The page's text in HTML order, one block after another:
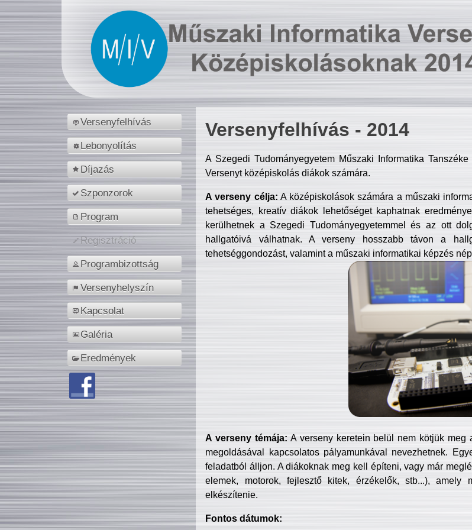
Versenyfelhívás
Lebonyolítás
Díjazás
Szponzorok
Program
Regisztráció
Programbizottság
Versenyhelyszín
Kapcsolat
Galéria
Eredmények
Versenyfelhívás - 2014
A Szegedi Tudományegyetem Műszaki Informatika
Versenyt középiskolás diákok számára.
A verseny célja: A középiskolások számára a műszaki
tehetséges, kreatív diákok lehetőséget kaphatnak
kerülhetnek a Szegedi Tudományegyetemmel és az ott
hallgatóivá válhatnak. A verseny hosszabb távon a
tehetséggondozást, valamint a műszaki informatikai képzés
A verseny témája: A verseny keretein belül nem kötjük meg
megoldásával kapcsolatos pályamunkával nevezhetnek.
feladatból álljon. A diákoknak meg kell építeni, vagy már
elemek, motorok, fejlesztő kitek, érzékelők, stb...), amely
elkészítenie.
Fontos dátumok: